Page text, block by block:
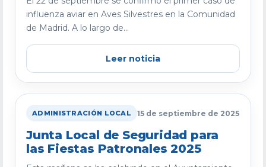
influenza aviar en Aves Silvestres en la Comunidad
de Madrid. A lo largo de...
Leer noticia
ADMINISTRACIÓN LOCAL 15 de septiembre de 2025
Junta Local de Seguridad para
las Fiestas Patronales 2025